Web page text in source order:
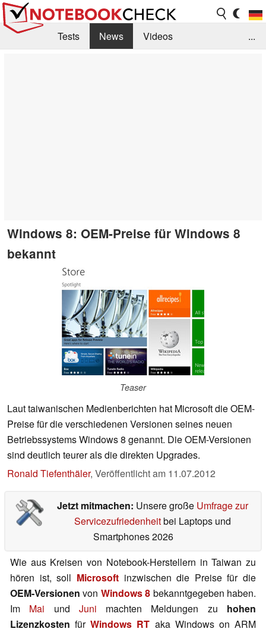
Tests News
Videos
...
Windows 8: OEM-Preise für Windows 8
bekannt
Teaser
Laut taiwanischen Medienberichten hat Microsoft die OEM-
Preise für die verschiedenen Versionen seines neuen
Betriebssystems Windows 8 genannt. Die OEM-Versionen
sind deutlich teurer als die direkten Upgrades.
Ronald Tiefenthäler, Veröffentlicht am 11.07.2012
Jetzt mitmachen: Unsere große Umfrage zur
Servicezufriedenheitbei Laptops und
Smartphones 2026
Wie aus Kreisen von Notebook-Herstellern in Taiwan zu
hören ist, soll Microsoftinzwischen die Preise für die
OEM-Versionen von Windows 8 bekanntgegeben haben.
Im Mai und Juni machten Meldungen zu hohen
Lizenzkosten fürWindows RT aka Windows on ARM